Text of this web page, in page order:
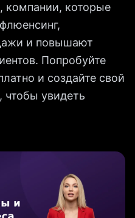
компании, которые
и повышают
Попробуйте
и создайте свой
чтобы увидеть